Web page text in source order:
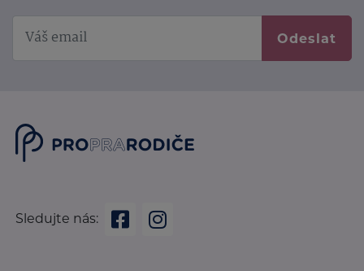
Odeslat
Sledujte nás: